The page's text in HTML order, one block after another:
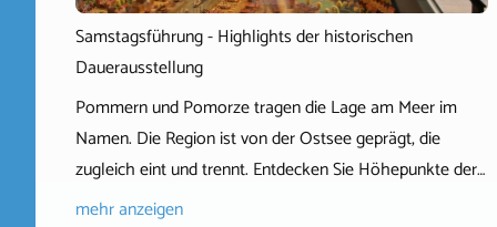
Samstagsführung - Highlights der historischen
Dauerausstellung
Pommern und Pomorze tragen die Lage am Meer im
Namen. Die Region ist von der Ostsee geprägt, die
zugleich eint und trennt. Entdecken Sie Höhepunkte der…
mehr anzeigen